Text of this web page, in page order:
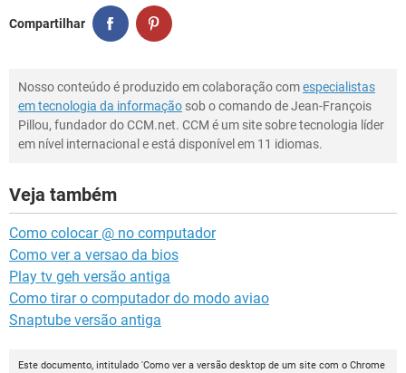
Compartilhar
Nosso conteúdo é produzido em colaboração comespecialistas
em tecnologia da informação sob o comando de Jean-François
Pillou, fundador do CCM.net. CCM é um site sobre tecnologia líder
em nível internacional e está disponível em 11 idiomas.
Veja também
Como colocar @ no computador
Como ver a versao da bios
Play tv geh versão antiga
Como tirar o computador do modo aviao
Snaptube versão antiga
Este documento, intitulado 'Como ver a versão desktop de um site com o Chrome